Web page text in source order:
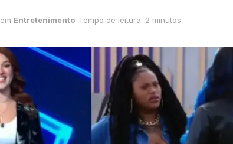
em Entretenimento Tempo de leitura: 2 minutos